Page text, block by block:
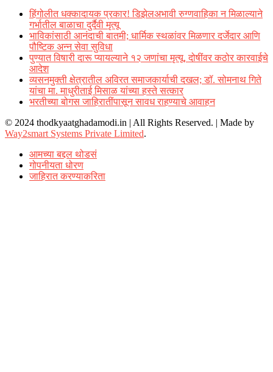
हिंगोलीत धक्कादायक प्रकार! डिझेलअभावी रुग्णवाहिका न मिळाल्याने
गर्भातील बाळाचा दुर्दैवी मृत्यू
भाविकांसाठी आनंदाची बातमी; धार्मिक स्थळांवर मिळणार दर्जेदार आणि
पौष्टिक अन्न सेवा सुविधा
पुण्यात विषारी दारू प्यायल्याने १२ जणांचा मृत्यू, दोषींवर कठोर कारवाईचे
आदेश
व्यसनमुक्ती क्षेत्रातील अविरत समाजकार्याची दखल; डॉ. सोमनाथ गिते
यांचा मा. माधुरीताई मिसाळ यांच्या हस्ते सत्कार
भरतीच्या बोगस जाहिरातींपासून सावध राहण्याचे आवाहन
© 2024 thodkyaatghadamodi.in | All Rights Reserved. | Made by
Way2smart Systems Private Limited.
आमच्या बद्दल थोडसं
गोपनीयता धोरण
जाहिरात करण्याकरिता